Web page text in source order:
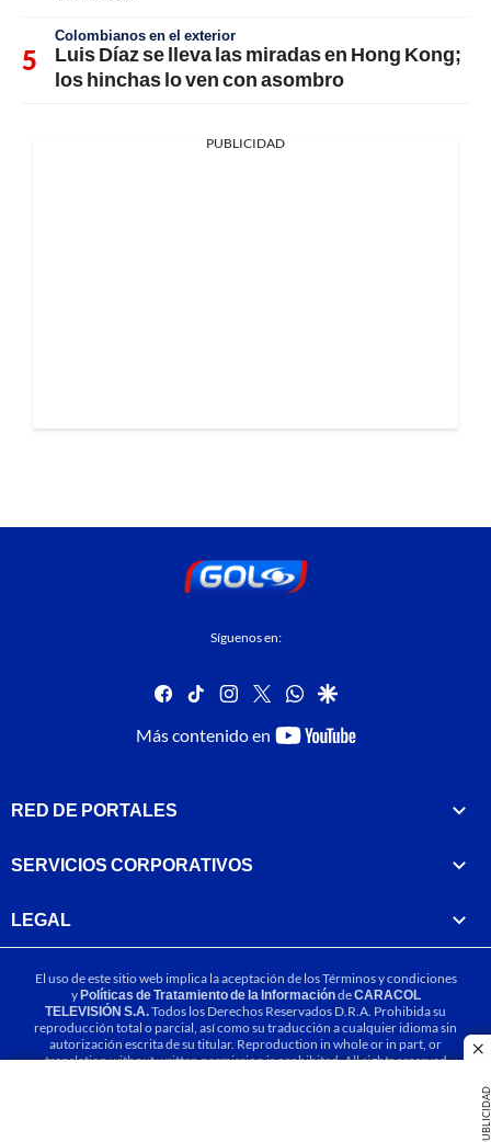
PUBLICIDAD
Colombianos en el exterior
Luis Díaz se lleva las miradas en Hong Kong;
los hinchas lo ven con asombro
PUBLICIDAD
Síguenos en:
facebook
tiktok instagram
twitterwhatsapp
google
Más contenido en
youtube-
RED DE PORTALES
SERVICIOS CORPORATIVOS
LEGAL
El uso de este sitio web implica la aceptación de losTérminos y condiciones
yPolíticas de Tratamiento de la InformacióndeCARACOL
TELEVISIÓN S.A.Todos los Derechos Reservados D.R.A. Prohibida su
reproducción total o parcial, así como su traducción a cualquier idioma sin
autorización escrita de su titular. Reproduction in whole or in part, or
translation without written permission is prohibited. All rights reserved